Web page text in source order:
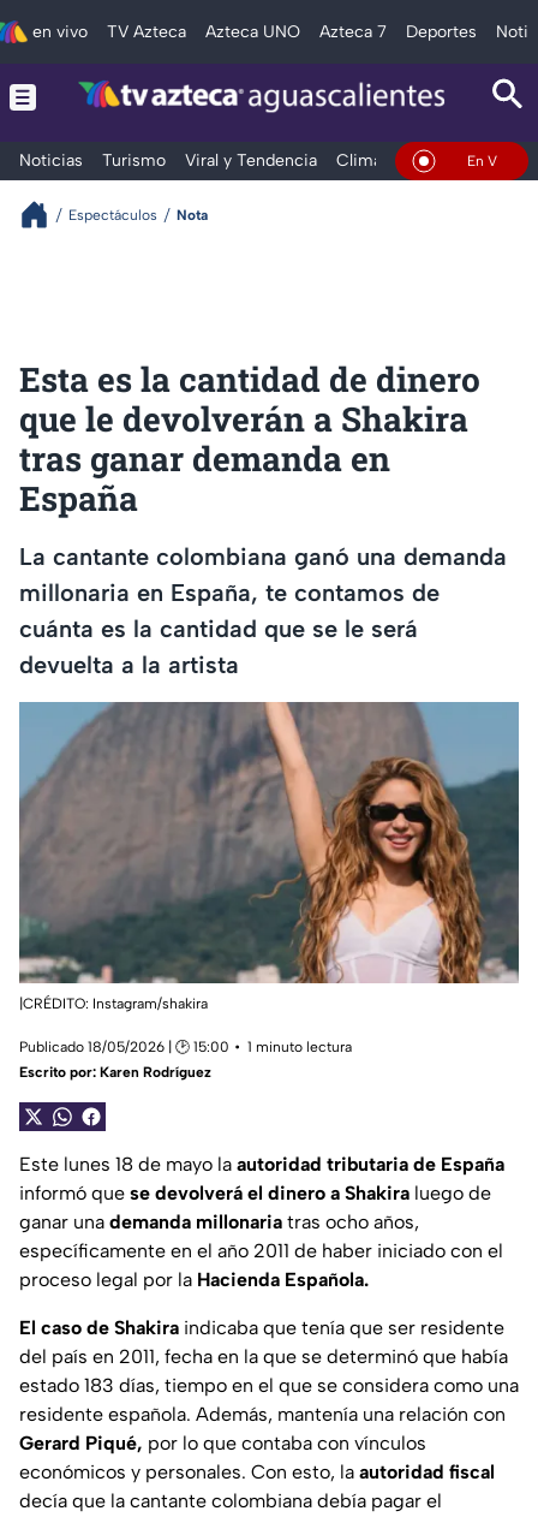
en vivo TV Azteca Azteca UNO Azteca 7 Deportes
Noticias Turismo Viral y Tendencia Clima DeportesEn Vivo
Espectáculos Nota
Esta es la cantidad de dinero
que le devolverán a Shakira
tras ganar demanda en
España
La cantante colombiana ganó una demanda
millonaria en España, te contamos de
cuánta es la cantidad que se le será
devuelta a la artista
|CRÉDITO: Instagram/shakira
Publicado 18/05/2026 | 🕑 15:00
1 minuto lectura
Escrito por: Karen Rodríguez
Este lunes 18 de mayo la autoridad tributaria de España
informó que se devolverá el dinero a Shakira luego de
ganar una demanda millonaria tras ocho años,
específicamente en el año 2011 de haber iniciado con el
proceso legal por la Hacienda Española.
El caso de Shakira indicaba que tenía que ser residente
del país en 2011, fecha en la que se determinó que había
estado 183 días, tiempo en el que se considera como una
residente española. Además, mantenía una relación con
Gerard Piqué, por lo que contaba con vínculos
económicos y personales. Con esto, la autoridad fiscal
decía que la cantante colombiana debía pagar el